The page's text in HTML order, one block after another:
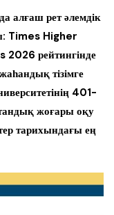
алғаш рет әлемдік
Times Higher
рейтингінде
тізімге
401-
жоғары оқу
тарихындағы ең